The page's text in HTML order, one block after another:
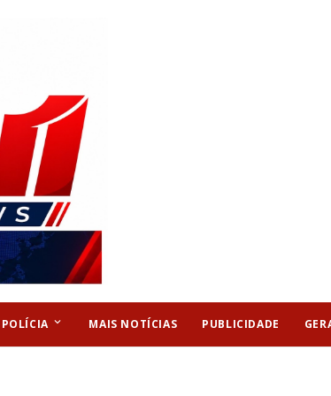
POLÍCIA keyboard_arrow_down MAIS NOTÍCIAS PUBLICIDADE